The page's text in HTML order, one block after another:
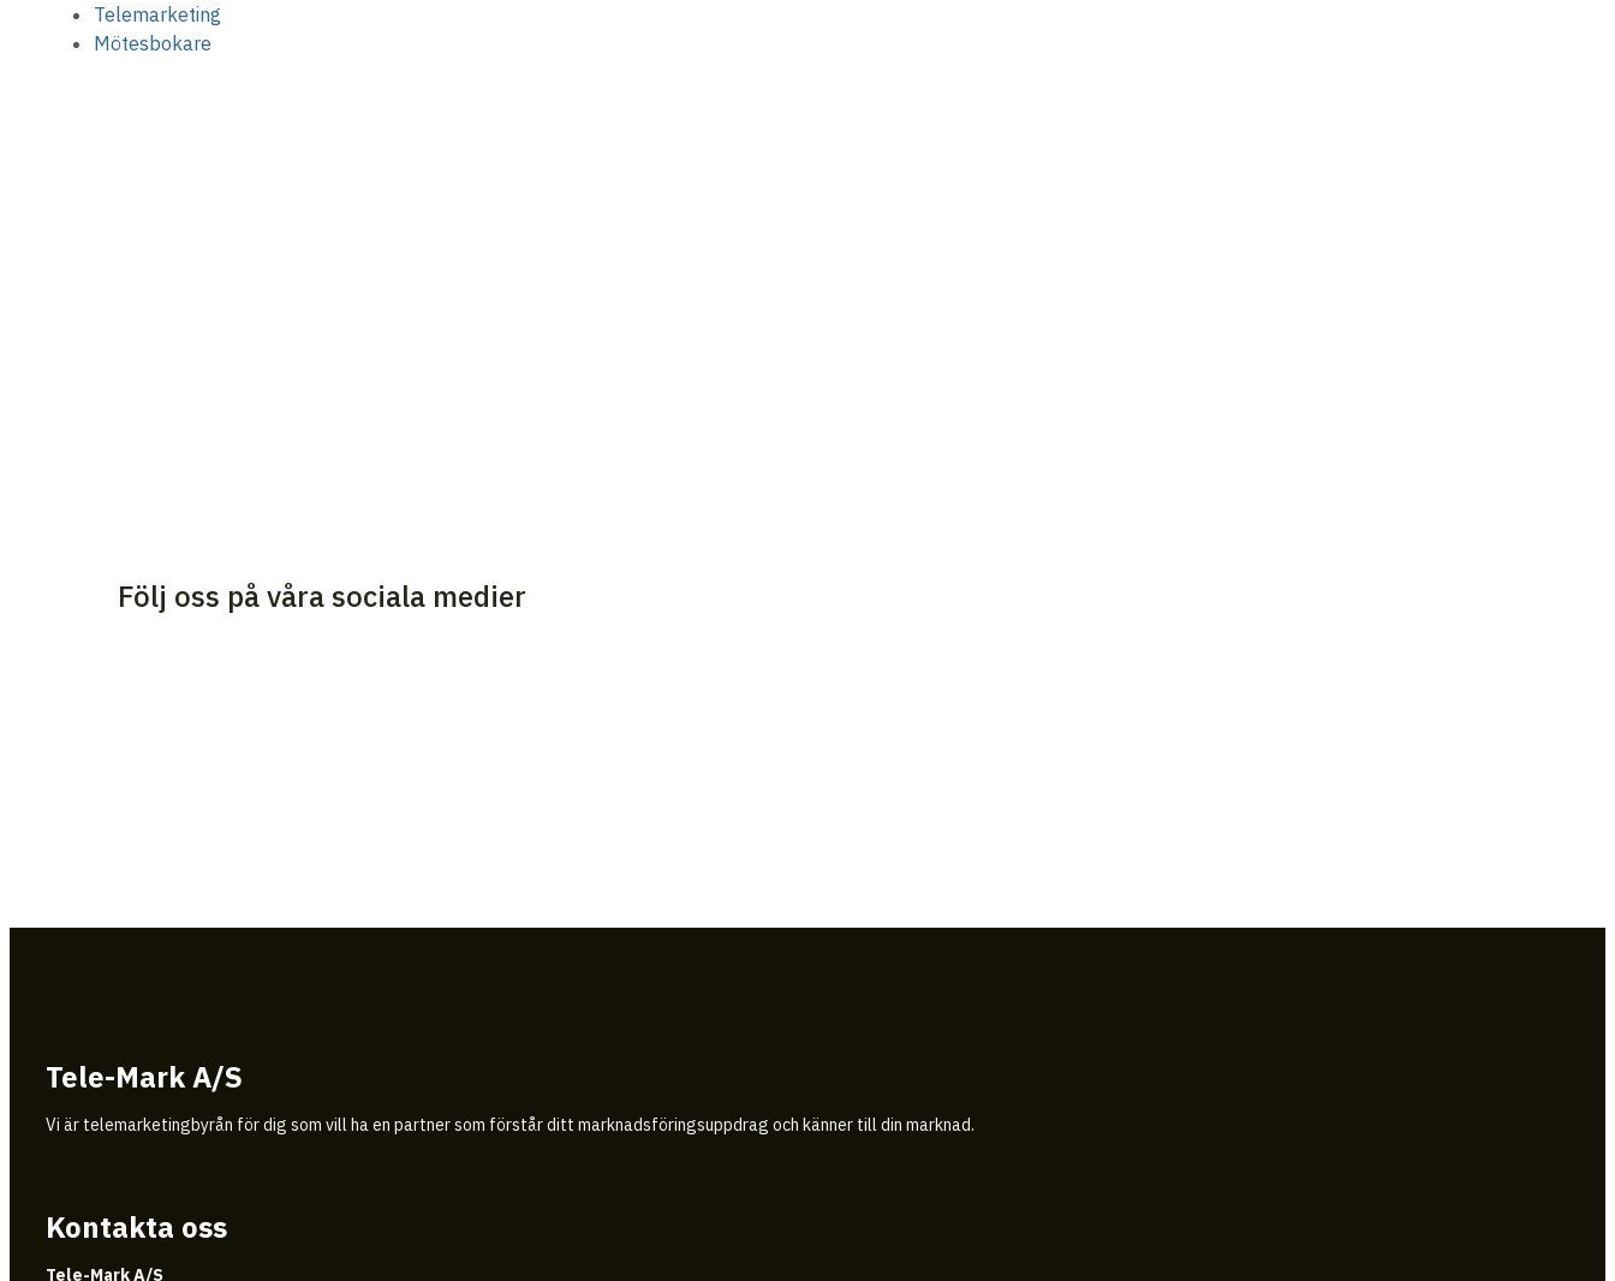
Telemarketing
Mötesbokare
Följ oss på våra sociala medier
Tele-Mark A/S
Vi är telemarketingbyrån för dig som vill ha en partner som förstår ditt marknadsföringsuppdrag och känner till din marknad.
Kontakta oss
Tele-Mark A/S